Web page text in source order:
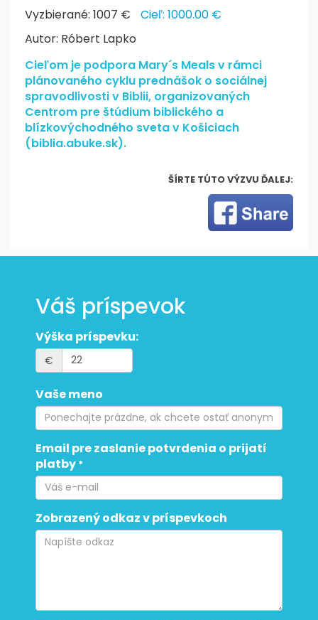
Vyzbierané: 1007 €
Cieľ: 1000.00 €
Autor: Róbert Lapko
Cieľom je podpora Mary´s Meals v rámci
plánovaného cyklu prednášok o sociálnej
spravodlivosti v Biblii, organizovaných
Centrom pre štúdium biblického a
blízkovýchodného sveta v Košiciach
(biblia.abuke.sk).
ŠÍRTE TÚTO VÝZVU ĎALEJ:
Váš príspevok
Výška príspevku:
€
Vaše meno
Email pre zaslanie potvrdenia o prijatí
platby *
Zobrazený odkaz v príspevkoch